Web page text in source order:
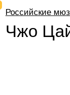
Российские
Чжо